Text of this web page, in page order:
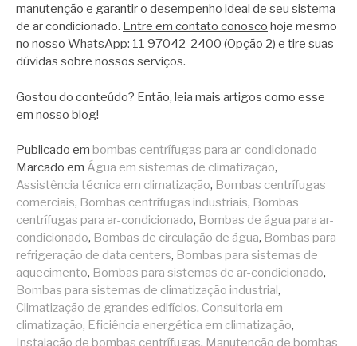
manutenção e garantir o desempenho ideal de seu sistema
de ar condicionado. Entre em contato conosco hoje mesmo
no nosso WhatsApp: 11 97042-2400 (Opção 2) e tire suas
dúvidas sobre nossos serviços.
Gostou do conteúdo? Então, leia mais artigos como esse
em nosso blog!
Publicado em bombas centrífugas para ar-condicionado
Marcado em Água em sistemas de climatização,
Assistência técnica em climatização, Bombas centrífugas
comerciais, Bombas centrífugas industriais, Bombas
centrífugas para ar-condicionado, Bombas de água para ar-
condicionado, Bombas de circulação de água, Bombas para
refrigeração de data centers, Bombas para sistemas de
aquecimento, Bombas para sistemas de ar-condicionado,
Bombas para sistemas de climatização industrial ,
Climatização de grandes edifícios, Consultoria em
climatização, Eficiência energética em climatização,
Instalação de bombas centrífugas, Manutenção de bombas